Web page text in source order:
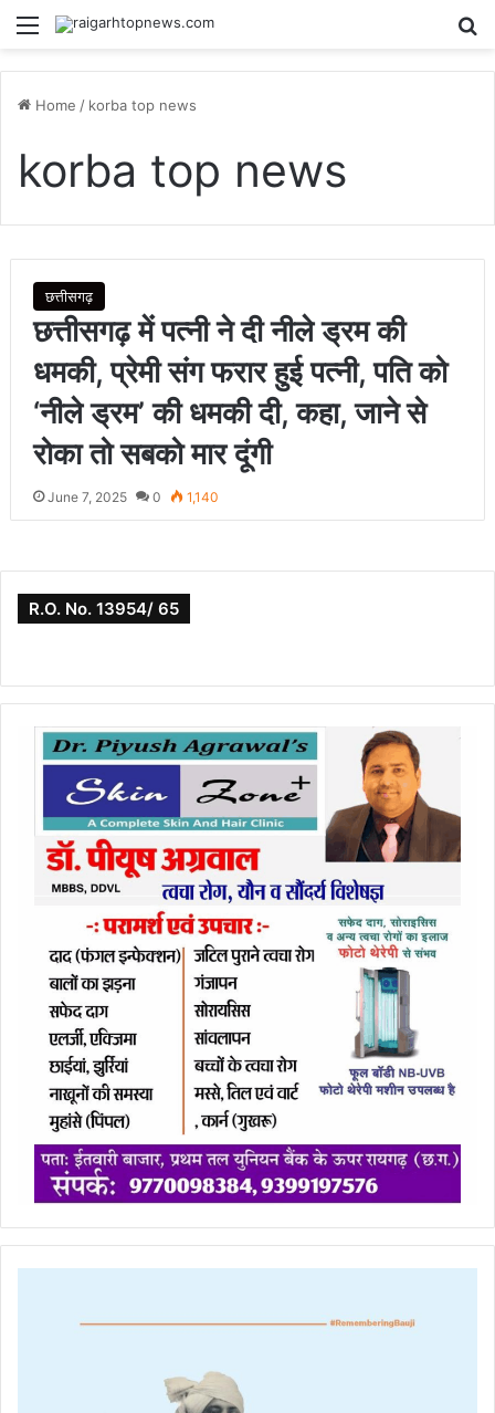
Menu
Home / korba top news
korba top news
छत्तीसगढ़
छत्तीसगढ़ में पत्नी ने दी नीले ड्रम की
धमकी, प्रेमी संग फरार हुई पत्नी, पति को
‘नीले ड्रम’ की धमकी दी, कहा, जाने से
रोका तो सबको मार दूंगी
June 7, 2025 0 1,140
R.O. No. 13954/ 65